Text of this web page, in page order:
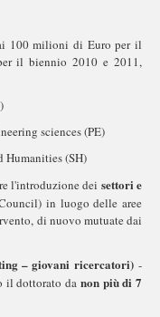
100 milioni di Euro per il
il biennio 2010 e 2011,
sciences (PE)
Humanities (SH)
l'introduzione dei settori e
in luogo delle aree
di nuovo mutuate dai
– giovani ricercatori)-
il dottorato da non più di 7